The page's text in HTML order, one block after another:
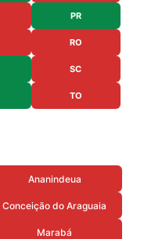
PR
RO
SC
TO
Ananindeua
Conceição do Araguaia
Marabá